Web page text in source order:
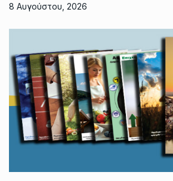
8 Αυγούστου, 2026